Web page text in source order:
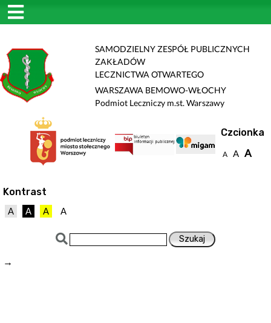
SAMODZIELNY ZESPÓŁ PUBLICZNYCH
ZAKŁADÓW
LECZNICTWA OTWARTEGO
WARSZAWA BEMOWO-WŁOCHY
Podmiot Leczniczy m.st. Warszawy
Czcionka
A A A
Kontrast
A A A A
→